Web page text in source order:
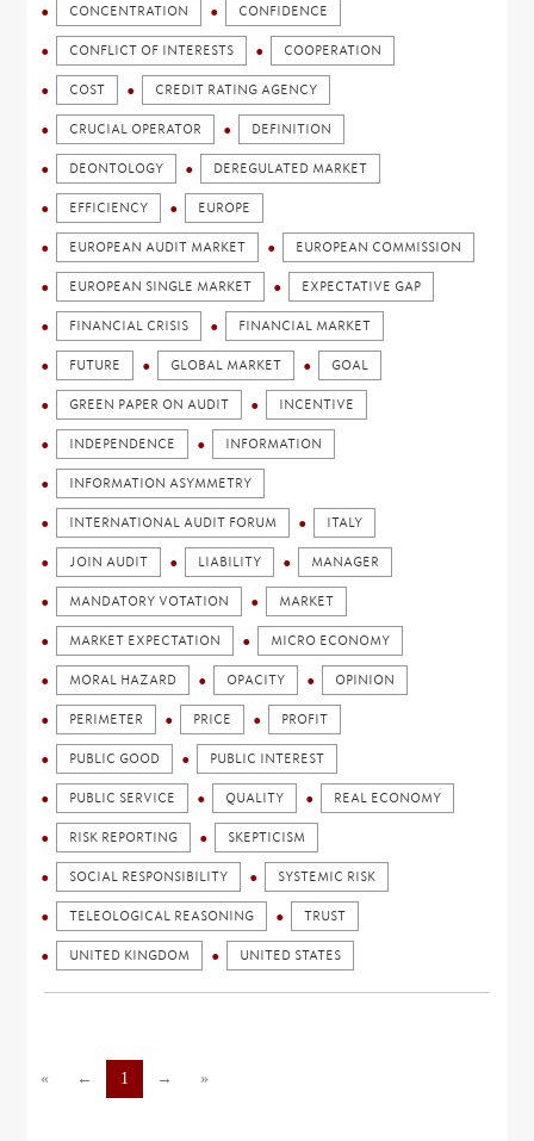
CONCENTRATION CONFIDENCE
CONFLICT OF INTERESTS COOPERATION
COST CREDIT RATING AGENCY
CRUCIAL OPERATOR DEFINITION
DEONTOLOGY DEREGULATED MARKET
EFFICIENCY EUROPE
EUROPEAN AUDIT MARKET EUROPEAN COMMISSION
EUROPEAN SINGLE MARKET EXPECTATIVE GAP
FINANCIAL CRISIS FINANCIAL MARKET
FUTURE GLOBAL MARKET GOAL
GREEN PAPER ON AUDIT INCENTIVE
INDEPENDENCE INFORMATION
INFORMATION ASYMMETRY
INTERNATIONAL AUDIT FORUM ITALY
JOIN AUDIT LIABILITY MANAGER
MANDATORY VOTATION MARKET
MARKET EXPECTATION MICRO ECONOMY
MORAL HAZARD OPACITY OPINION
PERIMETER PRICE PROFIT
PUBLIC GOOD PUBLIC INTEREST
PUBLIC SERVICE QUALITY REAL ECONOMY
RISK REPORTING SKEPTICISM
SOCIAL RESPONSIBILITY SYSTEMIC RISK
TELEOLOGICAL REASONING TRUST
UNITED KINGDOM UNITED STATES
« ← 1 → »